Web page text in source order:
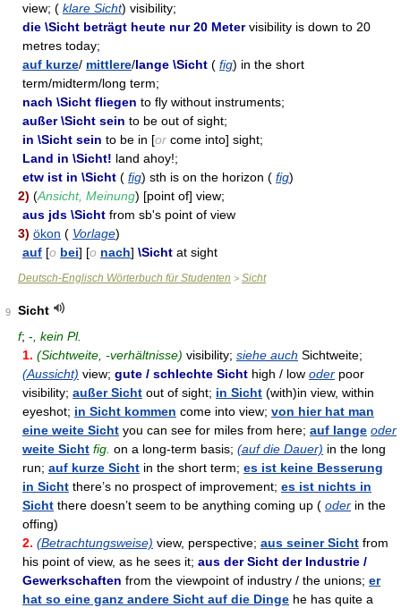
view; ( klare Sicht) visibility;
die \Sicht beträgt heute nur 20 Metervisibility is down to 20
metres today;
auf kurze/ mittlere/lange \Sicht ( fig) in the short
term/midterm/long term;
nach \Sicht fliegen to fly without instruments;
außer \Sicht sein to be out of sight;
in \Sicht sein to be in [or come into] sight;
Land in \Sicht! land ahoy!;
etw ist in \Sicht ( fig) sth is on the horizon ( fig)
2) (Ansicht, Meinung) [point of] view;
aus jds \Sicht from sb's point of view
3) ökon ( Vorlage)
auf [o bei] [o nach] \Sicht at sight
Deutsch-Englisch Wörterbuch für Studenten > Sicht
9
Sicht
f; - , kein Pl.
1. (Sichtweite, -verhältnisse) visibility; siehe auch Sichtweite;
(Aussicht) view; gute / schlechte Sicht high / low oder poor
visibility; außer Sicht out of sight; in Sicht (with)in view, within
eyeshot; in Sicht kommen come into view; von hier hat man
eine weite Sicht you can see for miles from here; auf lange oder
weite Sicht fig. on a long-term basis; (auf die Dauer) in the long
run; auf kurze Sicht in the short term; es ist keine Besserung
in Sicht there’s no prospect of improvement; es ist nichts in
Sicht there doesn’t seem to be anything coming up ( oder in the
offing)
2. (Betrachtungsweise) view, perspective; aus seiner Sicht from
his point of view, as he sees it; aus der Sicht der Industrie /
Gewerkschaften from the viewpoint of industry / the unions; er
hat so eine ganz andere Sicht auf die Dinge he has quite a